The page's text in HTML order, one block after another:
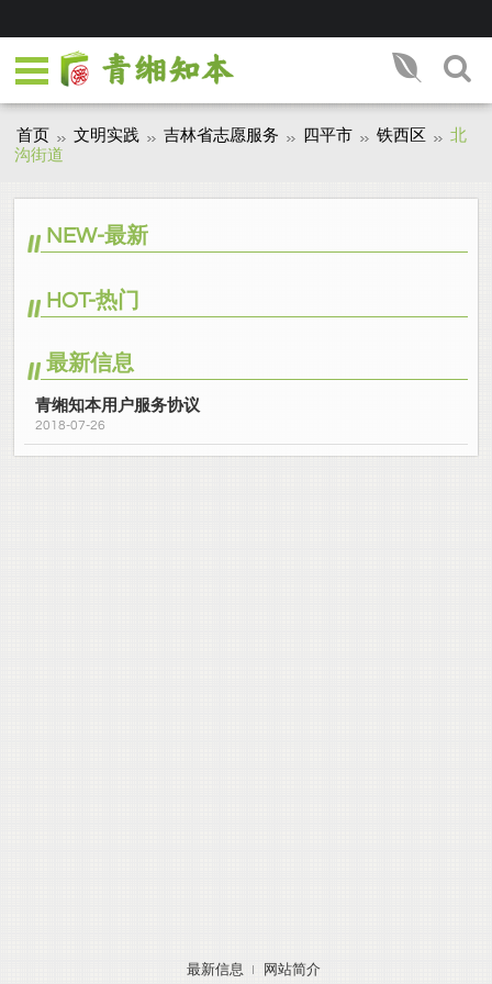
首页 文明实践 吉林省志愿服务 四平市 铁西区
北
沟街道
NEW-最新
HOT-热门
最新信息
青缃知本用户服务协议
2018-07-26
最新信息 网站简介